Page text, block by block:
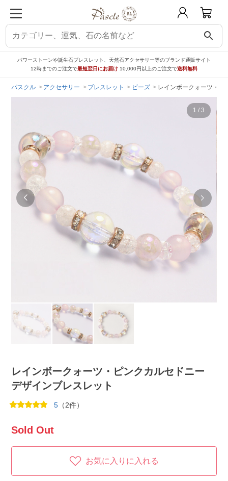
search
パワーストーンや誕生石ブレスレット、天然石アクセサリー等のブランド通販サイト
12時までのご注文で最短翌日にお届け 10,000円以上のご注文で送料無料
パスクル アクセサリー ブレスレット ビーズ レインボークォーツ・ピ
1 / 3
レインボークォーツ・ピンクカルセドニー
デザインブレスレット
5 （2件）
Sold Out
お気に入りに入れる